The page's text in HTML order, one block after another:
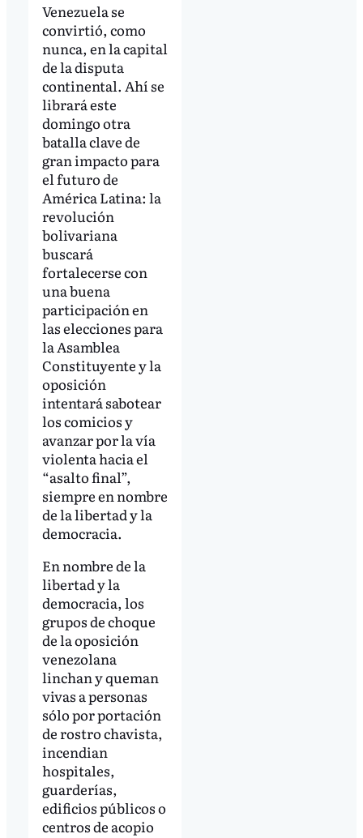
Venezuela se
convirtió, como
nunca, en la capital
de la disputa
continental. Ahí se
librará este
domingo otra
batalla clave de
gran impacto para
el futuro de
América Latina: la
revolución
bolivariana
buscará
fortalecerse con
una buena
participación en
las elecciones para
la Asamblea
Constituyente y la
oposición
intentará sabotear
los comicios y
avanzar por la vía
violenta hacia el
“asalto final”,
siempre en nombre
de la libertad y la
democracia.
En nombre de la
libertad y la
democracia, los
grupos de choque
de la oposición
venezolana
linchan y queman
vivas a personas
sólo por portación
de rostro chavista,
incendian
hospitales,
guarderías,
edificios públicos o
centros de acopio